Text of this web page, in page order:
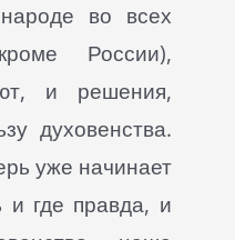
во всех
России),
и решения,
духовенства.
уже начинает
и где правда, и